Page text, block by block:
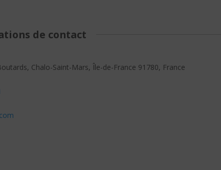
de contact
Chalo-Saint-Mars, Île-de-France 91780, France